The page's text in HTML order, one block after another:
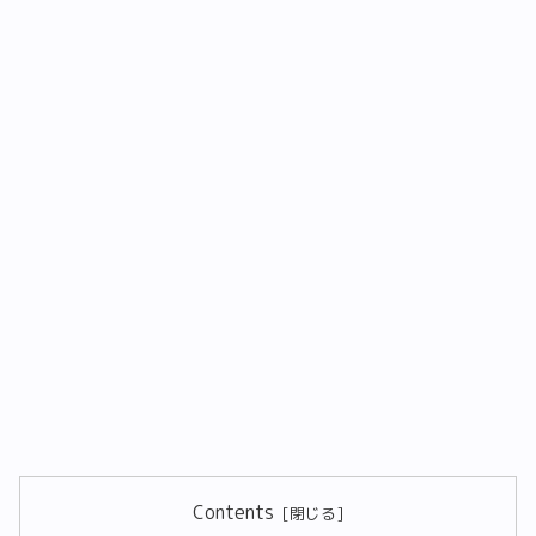
Contents